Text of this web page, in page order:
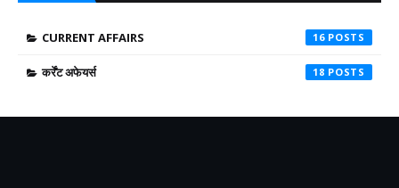
CURRENT AFFAIRS 16
कर्रेंट अफेयर्स 18